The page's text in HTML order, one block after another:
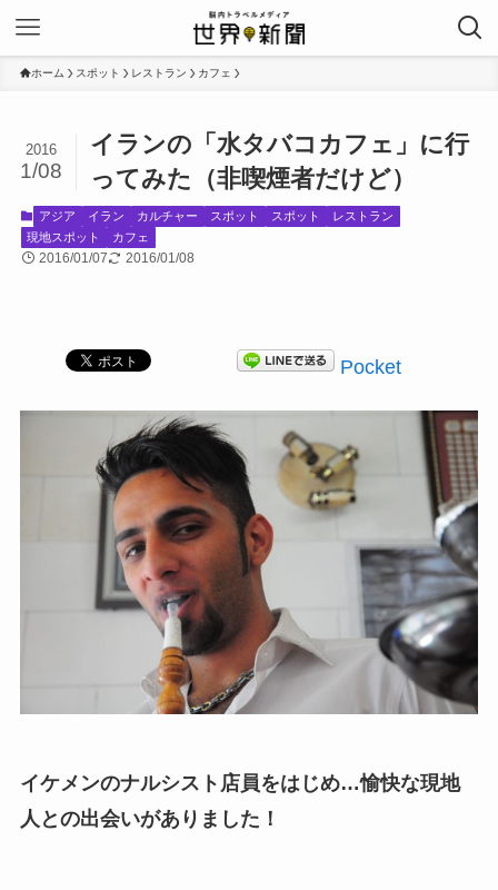
ホーム スポット レストラン カフェ
イランの「水タバコカフェ」に行
ってみた（非喫煙者だけど）
2016
1/08
アジア イラン カルチャー スポット スポット
レストラン
現地スポット
カフェ
2016/01/07 2016/01/08
Pocket
イケメンのナルシスト店員をはじめ…愉快な現地
人との出会いがありました！